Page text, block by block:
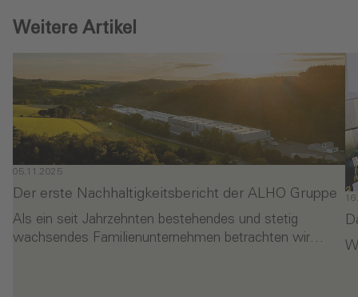
Weitere Artikel
05.11.2025
Der erste Nachhaltigkeitsbericht der ALHO Gruppe
Als ein seit Jahrzehnten bestehendes und stetig
wachsendes Familienunternehmen betrachten wir…